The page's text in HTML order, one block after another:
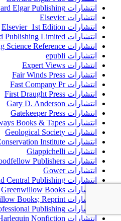
انتشارات Edward Elgar Publishing
انتشارات Elsevier
انتشارات Elsevier 1st Edition
انتشارات Emerald Publishing Limited
انتشارات Engineering Science Reference
انتشارات epubli
انتشارات Expert Views
انتشارات Fair Winds Press
انتشارات Fast Company Pr
انتشارات First Draught Press
انتشارات Gary D. Anderson
انتشارات Gatekeeper Press
انتشارات Gateways Books & Tapes
انتشارات Geological Society
انتشارات Getty Conservation Institute
انتشارات Giappichelli
انتشارات Goodfellow Publishers
انتشارات Gower
انتشارات Grand Central Publishing
انتشارات Greenwillow Books
انتشارات Greenwillow Books; Reprint
انتشارات Gulf Professional Publishing
انتشارات Harlequin Nonfiction